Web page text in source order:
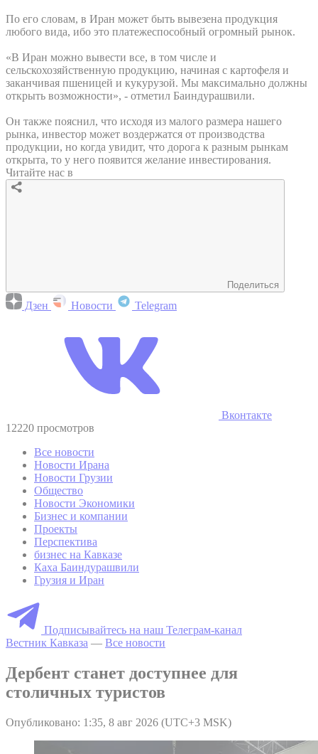
По его словам, в Иран может быть вывезена продукция
любого вида, ибо это платежеспособный огромный рынок.
«В Иран можно вывести все, в том числе и
сельскохозяйственную продукцию, начиная с картофеля и
заканчивая пшеницей и кукурузой. Мы максимально должны
открыть возможности», - отметил Баиндурашвили.
Он также пояснил, что исходя из малого размера нашего
рынка, инвестор может воздержатся от производства
продукции, но когда увидит, что дорога к разным рынкам
открыта, то у него появится желание инвестирования.
Читайте нас в
Поделиться
Дзен Новости Telegram
Вконтакте
12220 просмотров
Все новости
Новости Ирана
Новости Грузии
Общество
Новости Экономики
Бизнес и компании
Проекты
Перспектива
бизнес на Кавказе
Каха Баиндурашвили
Грузия и Иран
Подписывайтесь на наш Телеграм-канал
Вестник Кавказа — Все новости
Дербент станет доступнее для
столичных туристов
Опубликовано: 1:35, 8 авг 2026 (UTC+3 MSK)